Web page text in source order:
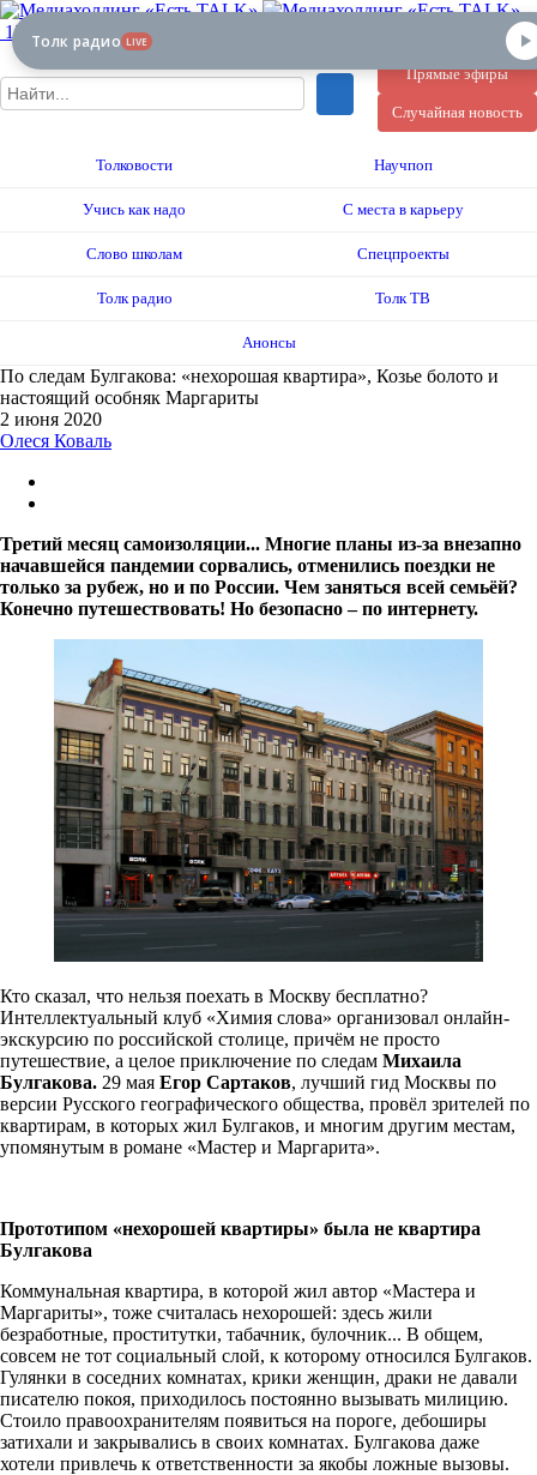
12+
Прямые эфиры
Случайная новость
Толковости Научпоп
Учись как надо С места в карьеру
Слово школам Спецпроекты
Толк радио Толк ТВ
Анонсы
По следам Булгакова: «нехорошая квартира», Козье болото и
настоящий особняк Маргариты
2 июня 2020
Олеся Коваль
Третий месяц самоизоляции... Многие планы из-за внезапно
начавшейся пандемии сорвались, отменились поездки не
только за рубеж, но и по России. Чем заняться всей семьёй?
Конечно путешествовать! Но безопасно – по интернету.
Кто сказал, что нельзя поехать в Москву бесплатно?
Интеллектуальный клуб «Химия слова» организовал онлайн-
экскурсию по российской столице, причём не просто
путешествие, а целое приключение по следам Михаила
Булгакова. 29 мая Егор Сартаков, лучший гид Москвы по
версии Русского географического общества, провёл зрителей по
квартирам, в которых жил Булгаков, и многим другим местам,
упомянутым в романе «Мастер и Маргарита».
Прототипом «нехорошей квартиры» была не квартира
Булгакова
Коммунальная квартира, в которой жил автор «Мастера и
Маргариты», тоже считалась нехорошей: здесь жили
безработные, проститутки, табачник, булочник... В общем,
совсем не тот социальный слой, к которому относился Булгаков.
Гулянки в соседних комнатах, крики женщин, драки не давали
писателю покоя, приходилось постоянно вызывать милицию.
Стоило правоохранителям появиться на пороге, дебоширы
затихали и закрывались в своих комнатах. Булгакова даже
хотели привлечь к ответственности за якобы ложные вызовы.
Толк радио LIVE